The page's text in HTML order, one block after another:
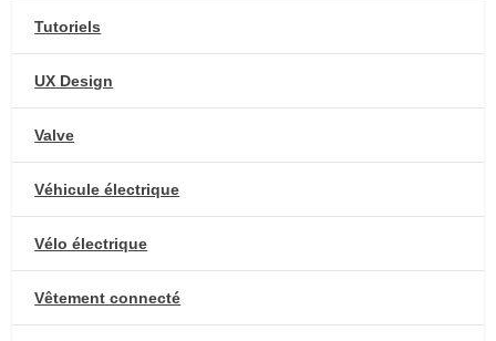
Tutoriels
UX Design
Valve
Véhicule électrique
Vélo électrique
Vêtement connecté